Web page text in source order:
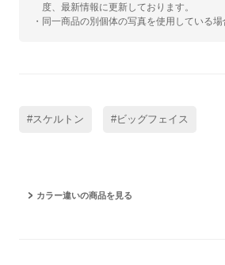
度、最新情報に更新しております。
・同一商品の別個体の写真を使用している場
#スケルトン #ビッグフェイス
カラー違いの商品を見る